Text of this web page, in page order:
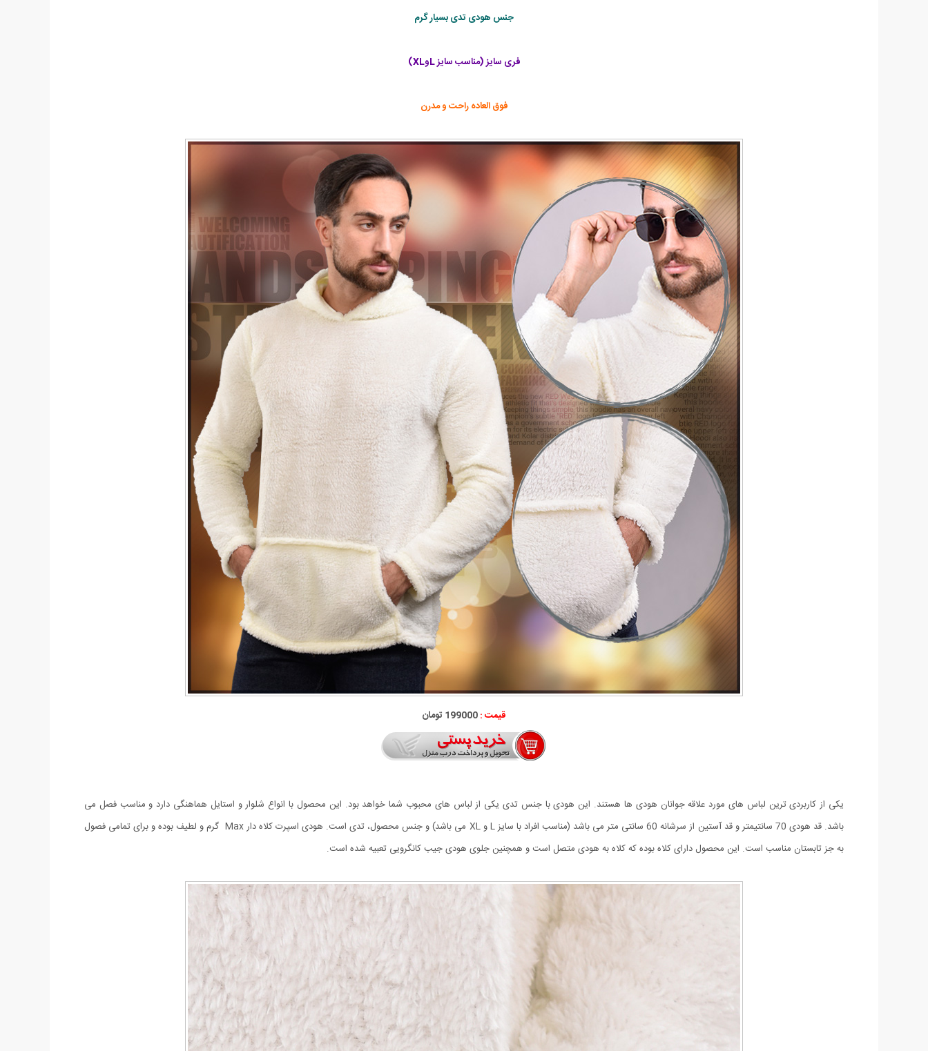
جنس هودی تدی بسیار گرم
فری سایز (مناسب سایز LوXL)
فوق العاده راحت و مدرن
قیمت :199000 تومان
یکی از کاربردی ترین لباس های مورد علاقه جوانان هودی ها هستند. این هودی با جنس تدی یکی از لباس های محبوب شما خواهد بود. این محصول با انواع شلوار و استایل هماهنگی دارد و مناسب فصل می
باشد. قد هودی 70 سانتیمتر و قد آستین از سرشانه 60 سانتی متر می باشد (مناسب افراد با سایز L و XL می باشد) و جنس محصول، تدی است. هودی اسپرت کلاه دار Max گرم و لطیف بوده و برای تمامی فصول
به جز تابستان مناسب است. این محصول دارای کلاه بوده که کلاه به هودی متصل است و همچنین جلوی هودی جیب کانگرویی تعبیه شده است.